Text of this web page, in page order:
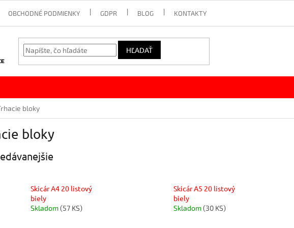
OBCHODNÉ PODMIENKY GDPR BLOG KONTAKTY
HĽADAŤ
bloky
bloky
Skicár A4 20 listový
biely
Skladom(57 KS)
Skicár A5 20 listový
biely
Skladom(30 KS)